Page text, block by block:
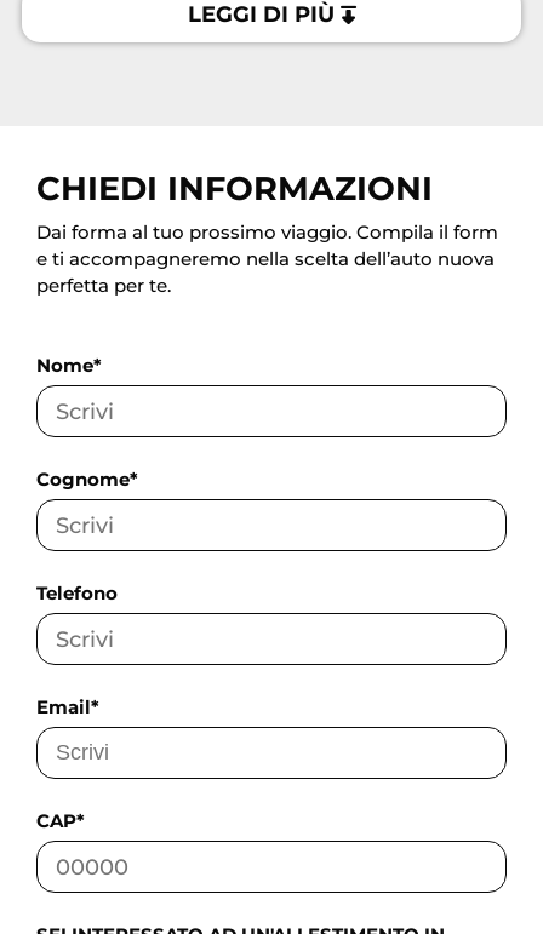
LEGGI DI PIÙ
CHIEDI INFORMAZIONI
Dai forma al tuo prossimo viaggio. Compila il form
e ti accompagneremo nella scelta dell’auto nuova
perfetta per te.
Nome*
Cognome*
Telefono
Email*
CAP*